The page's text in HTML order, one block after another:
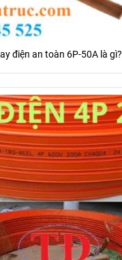
điện an toàn 6P-50A là gì?